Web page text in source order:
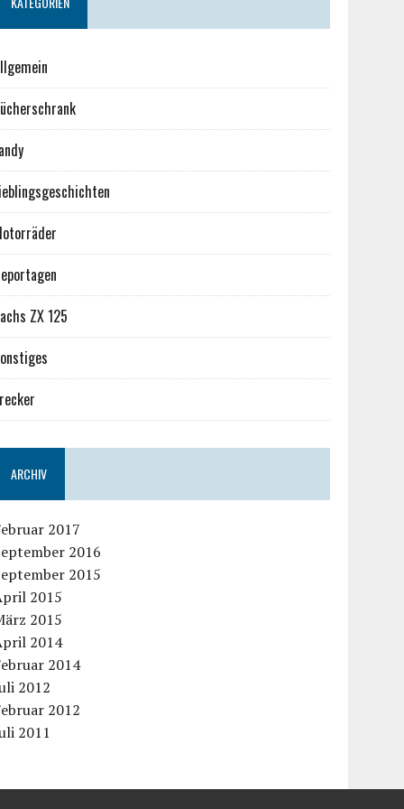
ZX 125
ARCHIV
2017
2016
2015
2015
2015
2014
2014
2012
2012
2011